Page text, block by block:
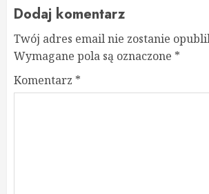
Dodaj komentarz
Twój adres email nie zostanie
Wymagane pola są oznaczone *
Komentarz *